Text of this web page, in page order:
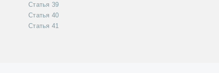
Статья 39
Статья 40
Статья 41